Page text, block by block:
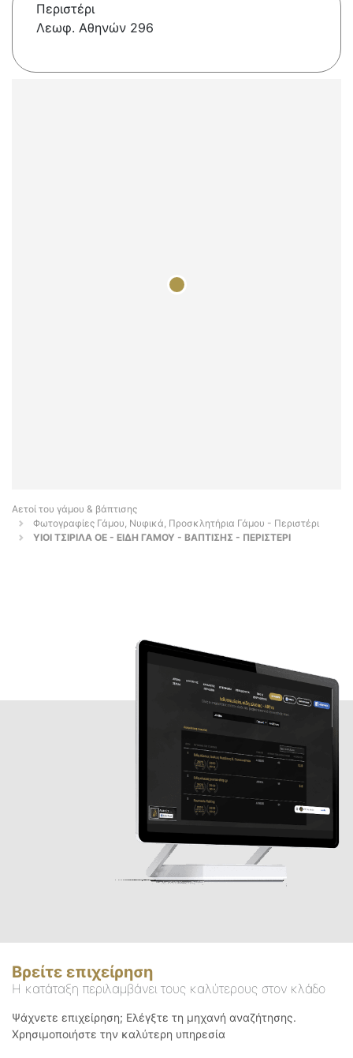
Περιστέρι
Λεωφ. Αθηνών 296
Αετοί του γάμου & βάπτισης
Φωτογραφίες Γάμου, Νυφικά, Προσκλητήρια Γάμου - Περιστέρι
ΥΙΟΙ ΤΣΙΡΙΛΑ ΟΕ - ΕΙΔΗ ΓΑΜΟΥ - ΒΑΠΤΙΣΗΣ - ΠΕΡΙΣΤΕΡΙ
Βρείτε επιχείρηση
Η κατάταξη περιλαμβάνει τους καλύτερους στον κλάδο
Ψάχνετε επιχείρηση; Ελέγξτε τη μηχανή αναζήτησης.
Χρησιμοποιήστε την καλύτερη υπηρεσία